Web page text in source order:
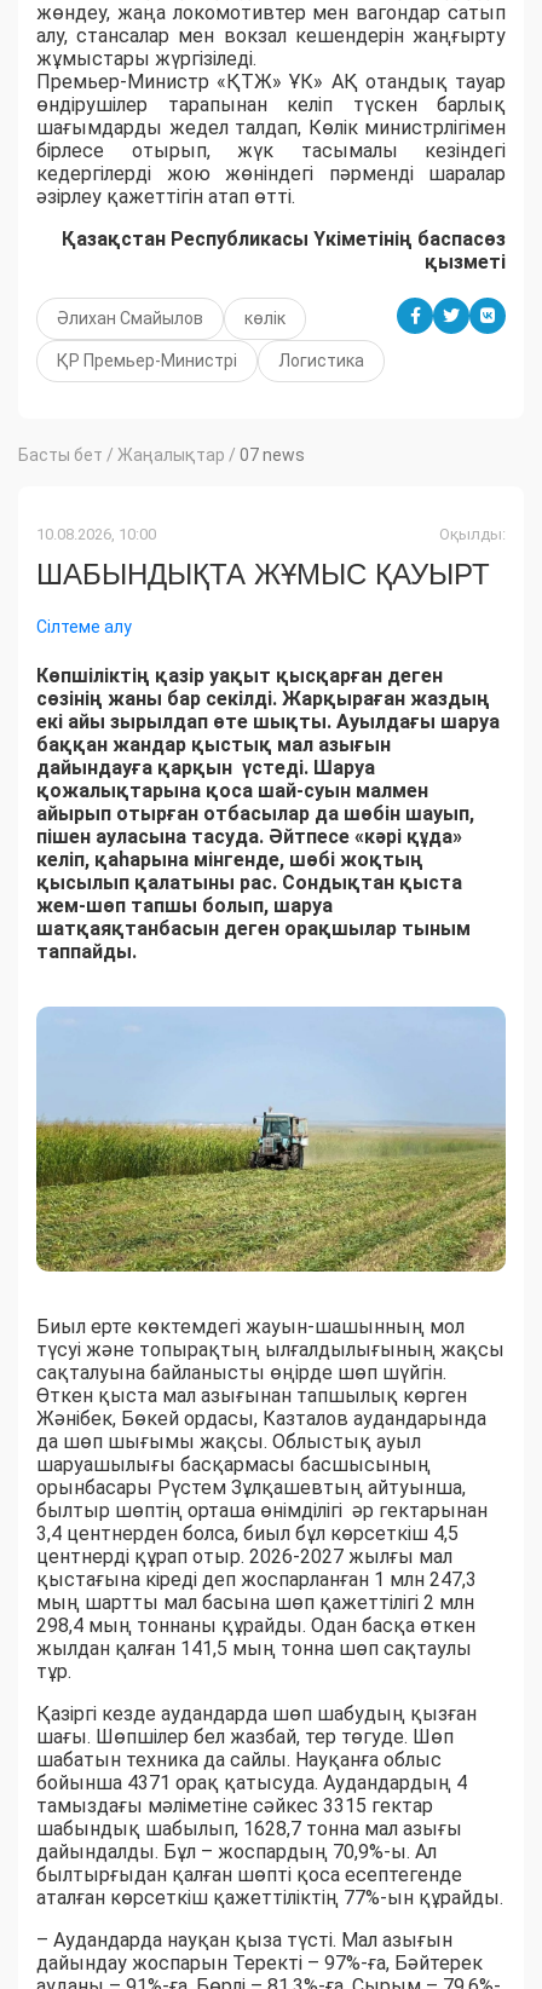
жөндеу, жаңа локомотивтер мен вагондар сатып
алу, стансалар мен вокзал кешендерін жаңғырту
жұмыстары жүргізіледі.
Премьер-Министр «ҚТЖ» ҰК» АҚ отандық тауар
өндірушілер тарапынан келіп түскен барлық
шағымдарды жедел талдап, Көлік министрлігімен
бірлесе отырып, жүк тасымалы кезіндегі
кедергілерді жою жөніндегі пәрменді шаралар
әзірлеу қажеттігін атап өтті.
Қазақстан Республикасы Үкіметінің баспасөз
қызметі
Әлихан Смайылов көлік
ҚР Премьер-Министрі Логистика
Басты бет / Жаңалықтар / 07 news
10.08.2026, 10:00 Оқылды:
ШАБЫНДЫҚТА ЖҰМЫС ҚАУЫРТ
Сілтеме алу
Көпшіліктің қазір уақыт қысқарған деген
сөзінің жаны бар секілді. Жарқыраған жаздың
екі айы зырылдап өте шықты. Ауылдағы шаруа
баққан жандар қыстық мал азығын
дайындауға қарқын үстеді. Шаруа
қожалықтарына қоса шай-суын малмен
айырып отырған отбасылар да шөбін шауып,
пішен ауласына тасуда. Әйтпесе «кәрі құда»
келіп, қаһарына мінгенде, шөбі жоқтың
қысылып қалатыны рас. Сондықтан қыста
жем-шөп тапшы болып, шаруа
шатқаяқтанбасын деген орақшылар тыным
таппайды.
Биыл ерте көктемдегі жауын-шашынның мол
түсуі және топырақтың ылғалдылығының жақсы
сақталуына байланысты өңірде шөп шүйгін.
Өткен қыста мал азығынан тапшылық көрген
Жәнібек, Бөкей ордасы, Казталов аудандарында
да шөп шығымы жақсы. Облыстық ауыл
шаруашылығы басқармасы басшысының
орынбасары Рүстем Зұлқашевтың айтуынша,
былтыр шөптің орташа өнімділігі әр гектарынан
3,4 центнерден болса, биыл бұл көрсеткіш 4,5
центнерді құрап отыр. 2026-2027 жылғы мал
қыстағына кіреді деп жоспарланған 1 млн 247,3
мың шартты мал басына шөп қажеттілігі 2 млн
298,4 мың тоннаны құрайды. Одан басқа өткен
жылдан қалған 141,5 мың тонна шөп сақтаулы
тұр.
Қазіргі кезде аудандарда шөп шабудың қызған
шағы. Шөпшілер бел жазбай, тер төгуде. Шөп
шабатын техника да сайлы. Науқанға облыс
бойынша 4371 орақ қатысуда. Аудандардың 4
тамыздағы мәліметіне сәйкес 3315 гектар
шабындық шабылып, 1628,7 тонна мал азығы
дайындалды. Бұл – жоспардың 70,9%-ы. Ал
былтырғыдан қалған шөпті қоса есептегенде
аталған көрсеткіш қажеттіліктің 77%-ын құрайды.
– Аудандарда науқан қыза түсті. Мал азығын
дайындау жоспарын Теректі – 97%-ға, Бәйтерек